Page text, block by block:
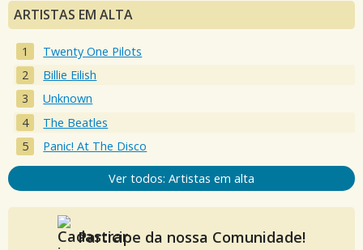
ARTISTAS EM ALTA
Twenty One Pilots
Billie Eilish
Unknown
The Beatles
Panic! At The Disco
Ver todos: Artistas em alta
Participe da nossa Comunidade!